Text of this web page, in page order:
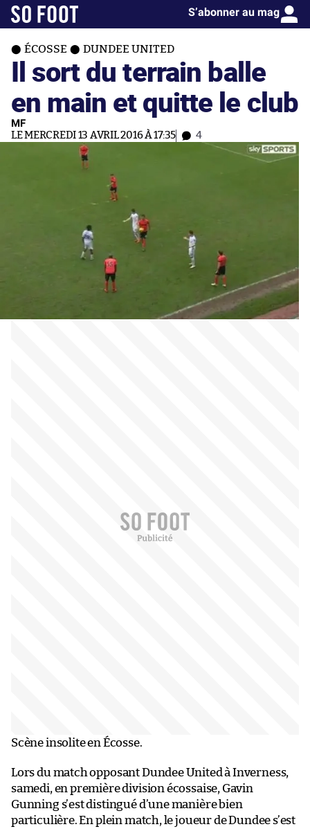
S’abonner au mag
ÉCOSSE DUNDEE UNITED
Il sort du terrain balle
en main et quitte le club
MF
LE MERCREDI 13 AVRIL 2016 À 17:35 4
Scène insolite en Écosse.
Lors du match opposant Dundee United à Inverness,
samedi, en première division écossaise, Gavin
Gunning s’est distingué d’une manière bien
particulière. En plein match, le joueur de Dundee s’est